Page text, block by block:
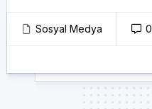
Sosyal Medya 0